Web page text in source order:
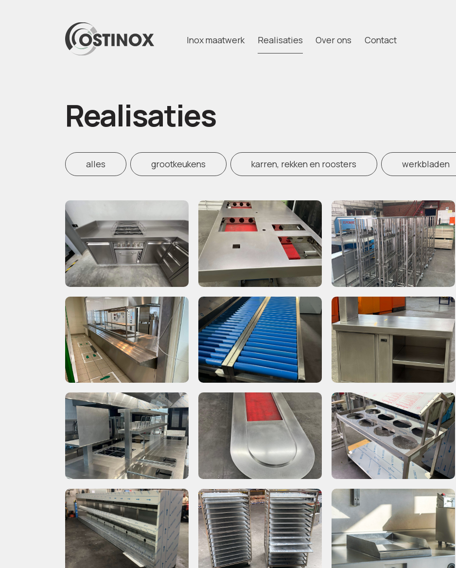
Inox maatwerk Realisaties Over ons Contact
Realisaties
alles grootkeukens karren, rekken en roosters werkbladen